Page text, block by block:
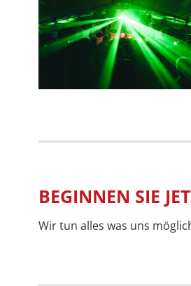
BEGINNEN SIE
Wir tun alles was uns